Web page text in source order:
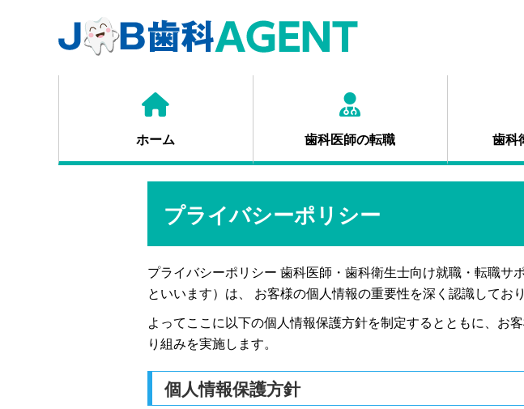
ホーム 歯科医師の転職 歯科
プライバシーポリシー
プライバシーポリシー 歯科医師・歯科衛生士向け就職・転職サ
といいます）は、 お客様の個人情報の重要性を深く認識してお
よってここに以下の個人情報保護方針を制定するとともに、お
り組みを実施します。
個人情報保護方針